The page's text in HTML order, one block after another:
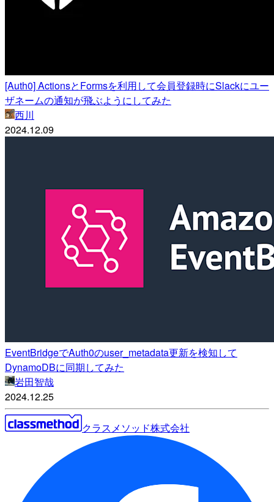
[Auth0] ActionsとFormsを利用して会員登録時にSlackにユー
ザネームの通知が飛ぶようにしてみた
西川
2024.12.09
EventBridgeでAuth0のuser_metadata更新を検知して
DynamoDBに同期してみた
岩田智哉
2024.12.25
クラスメソッド株式会社